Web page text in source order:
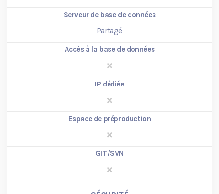
Serveur de base de données
Partagé
Accès à la base de données
IP dédiée
Espace de préproduction
GIT/SVN